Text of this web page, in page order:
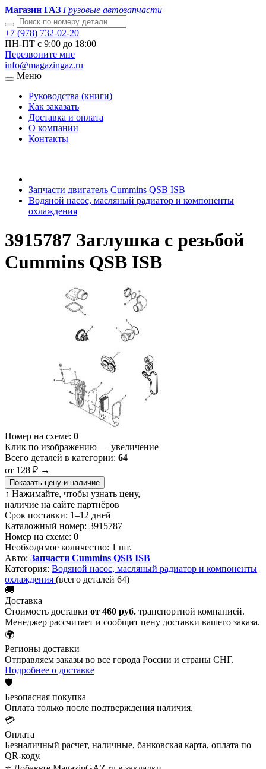
Магазин ГАЗ Грузовые автозапчасти
+7 (978) 732-02-20
ПН-ПТ с 9:00 до 18:00
Перезвоните мне
info@magazingaz.ru
Меню
Руководства (книги)
Как заказать
Доставка и оплата
О компании
Контакты
Запчасти двигатель Cummins QSB ISB
Водяной насос, масляный радиатор и компоненты
охлаждения
3915787 Заглушка с резьбой
Cummins QSB ISB
Номер на схеме: 0
Клик по изображению — увеличение
Всего деталей в категории: 64
от 128 ₽ →
Показать цену и наличие
↑ Нажимайте, чтобы узнать цену,
наличие на сайте партнёров
Срок поставки: 1–12 дней
Каталожный номер: 3915787
Номер на схеме: 0
Необходимое количество: 1 шт.
Авто: Запчасти Cummins QSB ISB
Категория: Водяной насос, масляный радиатор и компоненты
охлаждения (всего деталей 64)
🚚
Доставка
Стоимость доставки от 460 руб. транспортной компанией.
Менеджер рассчитает и сообщит цену доставки вашего заказа.
🌍
Регионы доставки
Отправляем заказы во все города России и страны СНГ.
Подробнее о доставке
🛡️
Безопасная покупка
Оплата только после подтверждения наличия.
💳
Оплата
Безналичный расчет, наличные, банковская карта, оплата по
QR-коду.